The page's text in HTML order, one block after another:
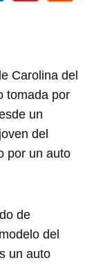
Carolina del
tomada por
un
del
por un auto
de
del
un auto